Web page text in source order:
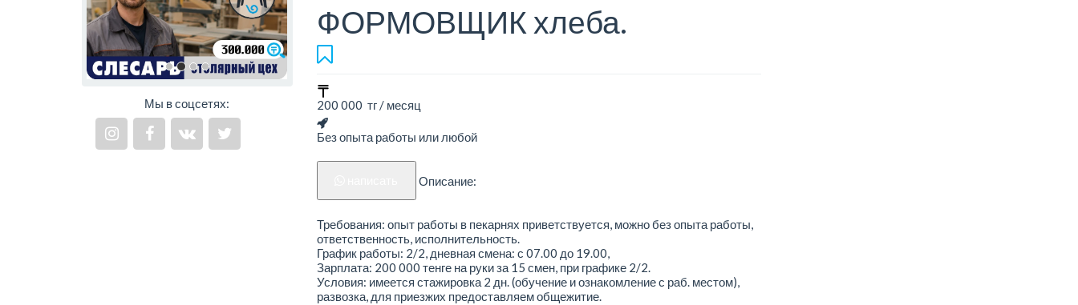
Мы в соцсетях:
ФОРМОВЩИК хлеба.
200 000 тг / месяц
Без опыта работы или любой
Описание:
Требования: опыт работы в пекарнях приветствуется, можно без опыта работы,
ответственность, исполнительность.
График работы: 2/2, дневная смена: с 07.00 до 19.00,
Зарплата: 200 000 тенге на руки за 15 смен, при графике 2/2.
Условия: имеется стажировка 2 дн. (обучение и ознакомление с раб. местом),
развозка, для приезжих предоставляем общежитие.